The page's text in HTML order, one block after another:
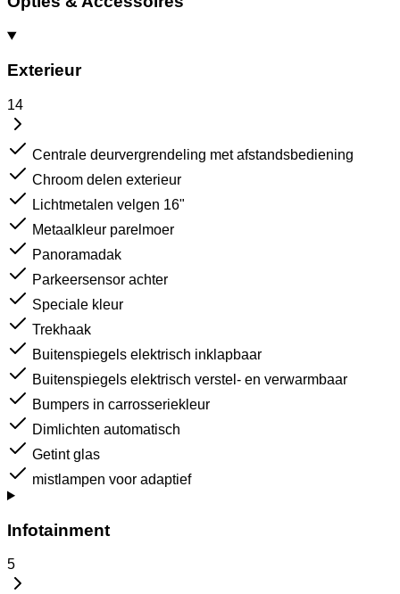
Exterieur
14
Centrale deurvergrendeling met afstandsbediening
Chroom delen exterieur
Lichtmetalen velgen 16"
Metaalkleur parelmoer
Panoramadak
Parkeersensor achter
Speciale kleur
Trekhaak
Buitenspiegels elektrisch inklapbaar
Buitenspiegels elektrisch verstel- en verwarmbaar
Bumpers in carrosseriekleur
Dimlichten automatisch
Getint glas
mistlampen voor adaptief
Infotainment
5